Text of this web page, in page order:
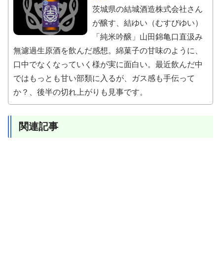
茨城県の結城酒造株式会社さん
が醸す、結ゆい（むすびゆい）
「純米吟醸」山田錦亀口直汲み
無濾過生原酒を飲んだ感想。綿菓子の甘味のように、
口中でなくなっていく様が実に面白い。最近飲んだ中
ではもっとも甘い部類に入るが、ガス感も手伝って
か？、後半の切れ上がりも見事です。
関連記事